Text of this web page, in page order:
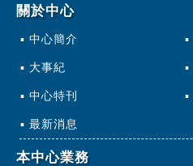
關於中心
中心簡介
大事紀
中心特刊
最新消息
本中心業務